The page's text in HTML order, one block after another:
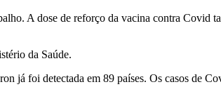
A dose de reforço da vacina contra Covid
da Saúde.
já foi detectada em 89 países. Os casos de